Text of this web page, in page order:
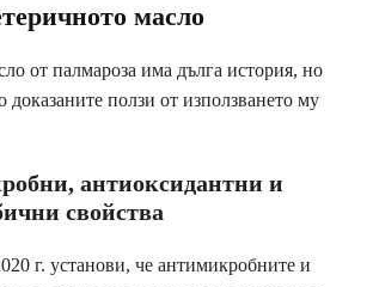
масло
от палмароза има дълга история, но
доказаните ползи от използването му
антиоксидантни и
свойства
г. установи, че антимикробните и